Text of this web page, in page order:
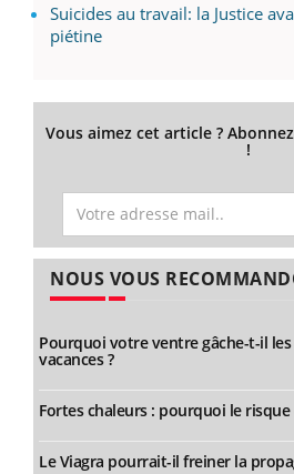
Suicides au travail: la Justice
piétine
Vous aimez cet article ?
!
NOUS VOUS
Pourquoi votre ventre gâche-t-il
vacances ?
Fortes chaleurs : pourquoi le
Le Viagra pourrait-il freiner la